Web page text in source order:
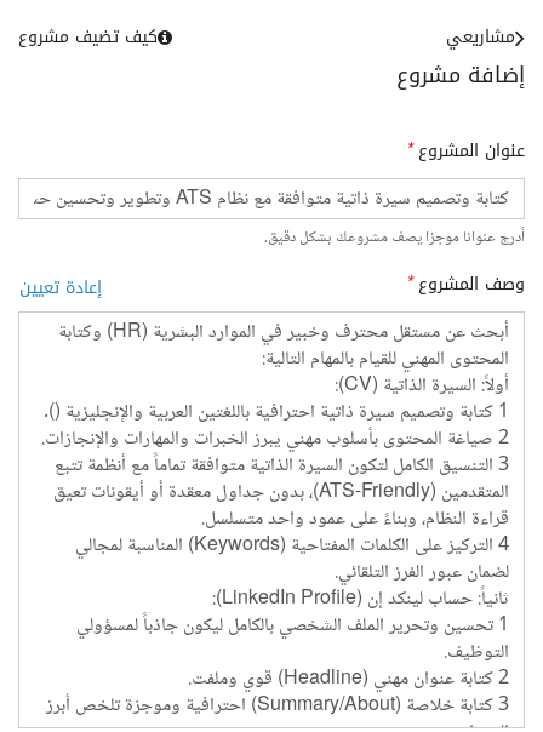
إضافة مشروع
مشاريعي كيف تضيف مشروع
عنوان المشروع*
أدرج عنوانا موجزا يصف مشروعك بشكل دقيق.
وصف المشروع* إعادة تعيين